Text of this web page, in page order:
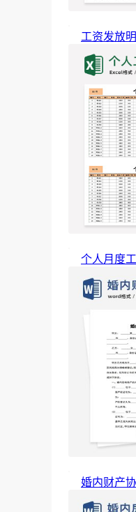
工资发放
个人月度
婚内财产